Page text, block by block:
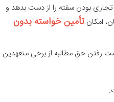
بودن سفته را از دست بدهد و
امکانتأمین خواسته بدون
رفتن حق مطالبه از برخی متعهدین